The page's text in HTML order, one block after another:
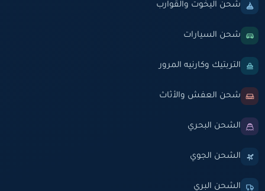
شحن اليخوت والقوارب
شحن السيارات
التربتيك وكارنيه المرور
شحن العفش والأثاث
الشحن البحري
الشحن الجوي
الشحن البري